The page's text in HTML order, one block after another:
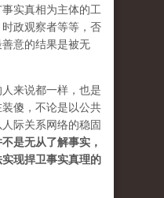
实真相为主体的工
政观察者等等，否
意的结果是被无
来说都一样，也是
傻，不论是以公共
际关系网络的稳固
是无从了解事实，
现捍卫事实真理的